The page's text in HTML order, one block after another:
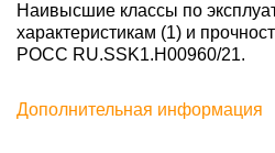
Наивысшие классы по
характеристикам (1) и
POCC RU.SSK1.H00960/21.
Дополнительная информация